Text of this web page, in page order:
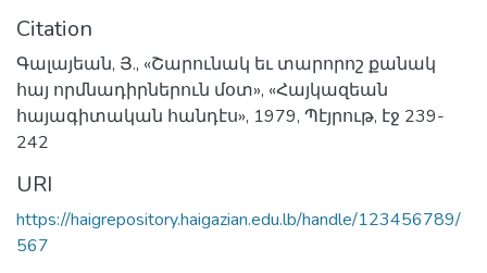
Citation
Գալայեան, Յ., «Շարունակ եւ տարորոշ քանակ
հայ որմնադիրներուն մօտ», «Հայկազեան
հայագիտական հանդէս», 1979, Պէյրութ, էջ 239-
242
URI
https://haigrepository.haigazian.edu.lb/handle/123456789/
567